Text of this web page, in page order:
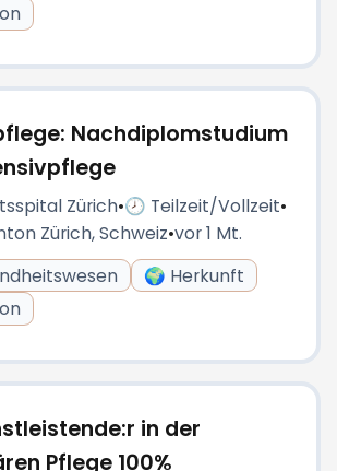
Nachdiplomstudium
Zürich•🕗 Teilzeit/Vollzeit•
Zürich, Schweiz•vor 1 Mt.
🌍 Herkunft
in der
Pflege 100%